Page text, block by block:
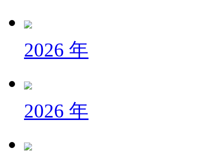
2026 年
2026 年